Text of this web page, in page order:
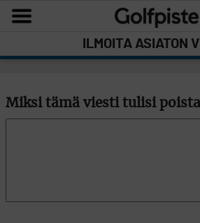
ILMOITA ASIATON
Miksi tämä viesti tulisi